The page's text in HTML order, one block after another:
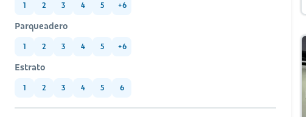
1 2 3 4 5 +6
Parqueadero
1 2 3 4 5 +6
Estrato
1 2 3 4 5 6